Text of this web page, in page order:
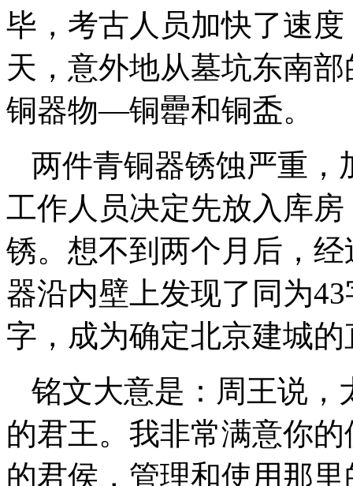
毕，考古人员加快了速
天，意外地从墓坑东南
铜器物—铜罍和铜盉。
两件青铜器锈蚀严重，
工作人员决定先放入库
锈。想不到两个月后，
器沿内壁上发现了同为
字，成为确定北京建城
铭文大意是：周王说，
的君王。我非常满意你
的君侯，管理和使用那